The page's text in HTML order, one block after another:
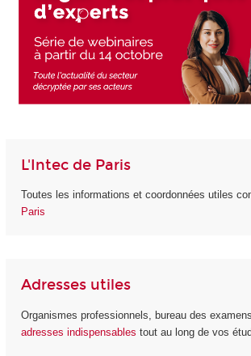
L'Intec de Paris
Toutes les informations et coordonnées utiles
Paris
Adresses utiles
Organismes professionnels, bureau des
adresses indispensables tout au long de vos